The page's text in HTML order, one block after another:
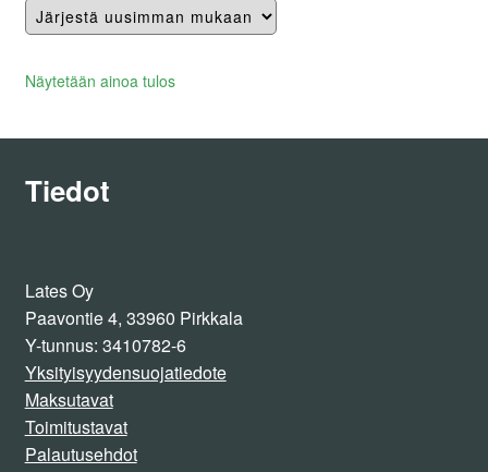
Näytetään ainoa tulos
Tiedot
Lates Oy
Paavontie 4, 33960 Pirkkala
Y-tunnus: 3410782-6
Yksityisyydensuojatiedote
Maksutavat
Toimitustavat
Palautusehdot